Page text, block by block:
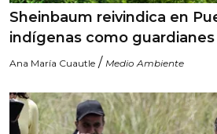
Sheinbaum reivindica en
indígenas como
Ana María Cuautle / Medio Ambiente